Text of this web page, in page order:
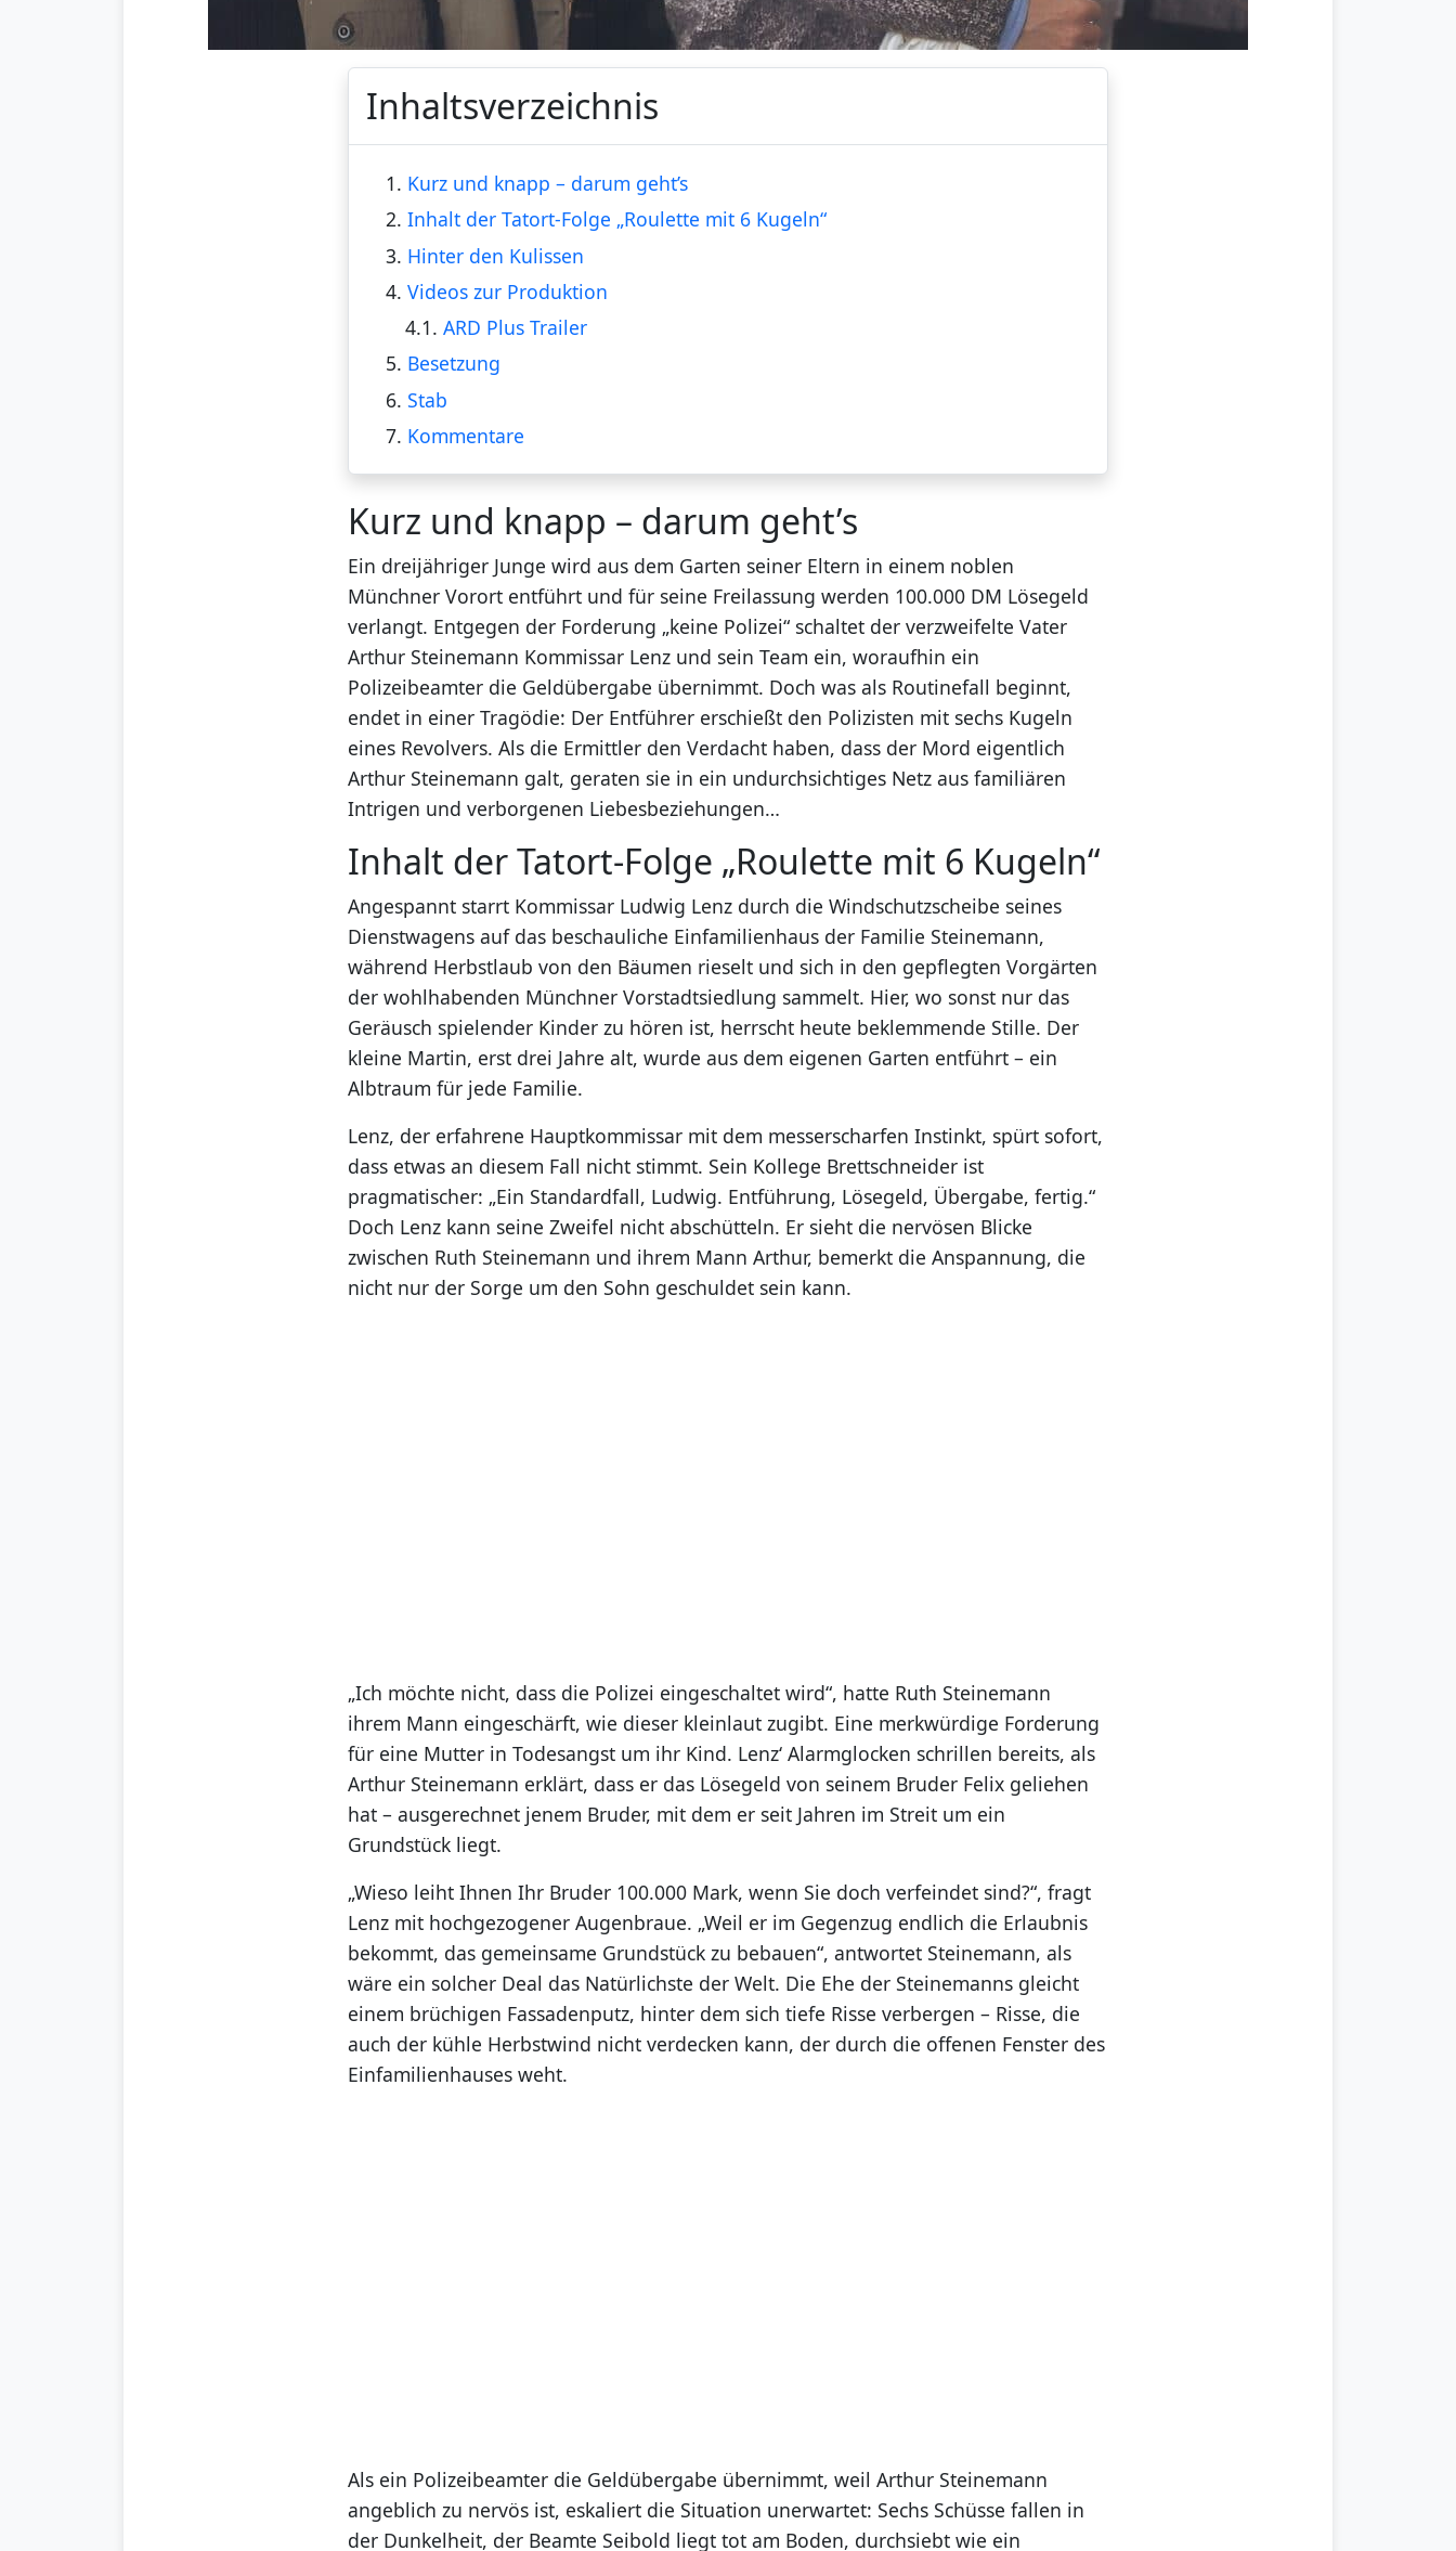
Inhaltsverzeichnis
1. Kurz und knapp – darum geht’s
2. Inhalt der Tatort-Folge „Roulette mit 6 Kugeln“
3. Hinter den Kulissen
4. Videos zur Produktion
4.1. ARD Plus Trailer
5. Besetzung
6. Stab
7. Kommentare
Kurz und knapp – darum geht’s
Ein dreijähriger Junge wird aus dem Garten seiner Eltern in einem noblen
Münchner Vorort entführt und für seine Freilassung werden 100.000 DM Lösegeld
verlangt. Entgegen der Forderung „keine Polizei“ schaltet der verzweifelte Vater
Arthur Steinemann Kommissar Lenz und sein Team ein, woraufhin ein
Polizeibeamter die Geldübergabe übernimmt. Doch was als Routinefall beginnt,
endet in einer Tragödie: Der Entführer erschießt den Polizisten mit sechs Kugeln
eines Revolvers. Als die Ermittler den Verdacht haben, dass der Mord eigentlich
Arthur Steinemann galt, geraten sie in ein undurchsichtiges Netz aus familiären
Intrigen und verborgenen Liebesbeziehungen…
Inhalt der Tatort-Folge „Roulette mit 6 Kugeln“
Angespannt starrt Kommissar Ludwig Lenz durch die Windschutzscheibe seines
Dienstwagens auf das beschauliche Einfamilienhaus der Familie Steinemann,
während Herbstlaub von den Bäumen rieselt und sich in den gepflegten Vorgärten
der wohlhabenden Münchner Vorstadtsiedlung sammelt. Hier, wo sonst nur das
Geräusch spielender Kinder zu hören ist, herrscht heute beklemmende Stille. Der
kleine Martin, erst drei Jahre alt, wurde aus dem eigenen Garten entführt – ein
Albtraum für jede Familie.
Lenz, der erfahrene Hauptkommissar mit dem messerscharfen Instinkt, spürt sofort,
dass etwas an diesem Fall nicht stimmt. Sein Kollege Brettschneider ist
pragmatischer: „Ein Standardfall, Ludwig. Entführung, Lösegeld, Übergabe, fertig.“
Doch Lenz kann seine Zweifel nicht abschütteln. Er sieht die nervösen Blicke
zwischen Ruth Steinemann und ihrem Mann Arthur, bemerkt die Anspannung, die
nicht nur der Sorge um den Sohn geschuldet sein kann.
„Ich möchte nicht, dass die Polizei eingeschaltet wird“, hatte Ruth Steinemann
ihrem Mann eingeschärft, wie dieser kleinlaut zugibt. Eine merkwürdige Forderung
für eine Mutter in Todesangst um ihr Kind. Lenz‘ Alarmglocken schrillen bereits, als
Arthur Steinemann erklärt, dass er das Lösegeld von seinem Bruder Felix geliehen
hat – ausgerechnet jenem Bruder, mit dem er seit Jahren im Streit um ein
Grundstück liegt.
„Wieso leiht Ihnen Ihr Bruder 100.000 Mark, wenn Sie doch verfeindet sind?“, fragt
Lenz mit hochgezogener Augenbraue. „Weil er im Gegenzug endlich die Erlaubnis
bekommt, das gemeinsame Grundstück zu bebauen“, antwortet Steinemann, als
wäre ein solcher Deal das Natürlichste der Welt. Die Ehe der Steinemanns gleicht
einem brüchigen Fassadenputz, hinter dem sich tiefe Risse verbergen – Risse, die
auch der kühle Herbstwind nicht verdecken kann, der durch die offenen Fenster des
Einfamilienhauses weht.
Als ein Polizeibeamter die Geldübergabe übernimmt, weil Arthur Steinemann
angeblich zu nervös ist, eskaliert die Situation unerwartet: Sechs Schüsse fallen in
der Dunkelheit, der Beamte Seibold liegt tot am Boden, durchsiebt wie ein